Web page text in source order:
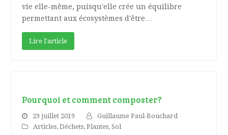
vie elle-même, puisqu'elle crée un équilibre
permettant aux écosystèmes d'être…
Lire l'article
Pourquoi et comment composter?
29 juillet 2019
Guillaume Paul-Bouchard
Articles,Déchets,Plantes,Sol